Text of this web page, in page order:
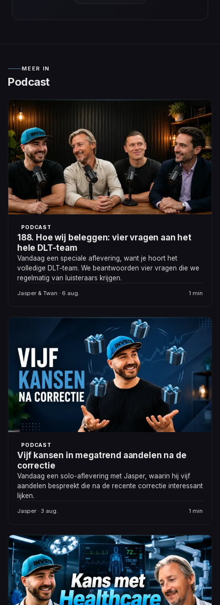
MEER IN
Podcast
PODCAST
188. Hoe wij beleggen: vier vragen aan het
hele DLT-team
Vandaag een speciale aflevering, want je hoort het
volledige DLT-team. We beantwoorden vier vragen die we
regelmatig van luisteraars krijgen.
Jasper & Twan · 6 aug. 1 min
PODCAST
Vijf kansen in megatrend aandelen na de
correctie
Vandaag een solo-aflevering met Jasper, waarin hij vijf
aandelen bespreekt die na de recente correctie interessant
lijken.
Jasper · 3 aug. 1 min